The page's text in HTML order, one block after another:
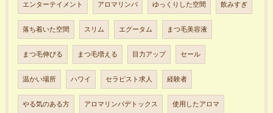
エンターテイメント アロマリンパ ゆっくりした空間 飲みすぎ
落ち着いた空間 スリム エグータム まつ毛美容液
まつ毛伸びる まつ毛増える 目力アップ セール
温かい場所 ハワイ セラピスト求人 経験者
やる気のある方 アロマリンパデトックス 使用したアロマ